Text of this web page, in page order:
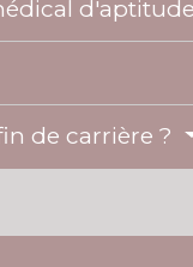
de carrière ?